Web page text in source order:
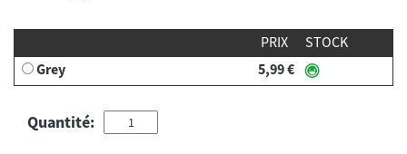
PRIX
STOCK
Grey
5,99 €
Quantité: